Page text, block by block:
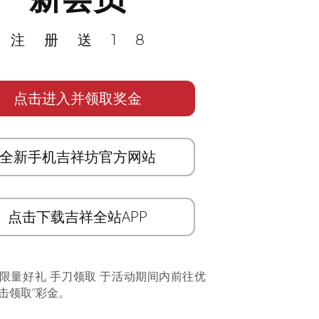
注册送18
点击进入并领取奖金
新手机吉祥坊官方网站
点击下载吉祥全站APP
量好礼 手刀领取 于活动期间内前往优
领取”彩金。